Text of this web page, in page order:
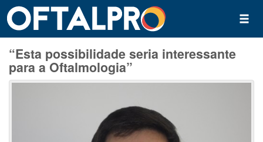
“Esta possibilidade seria interessante
para a Oftalmologia”